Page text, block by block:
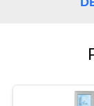
POLICY